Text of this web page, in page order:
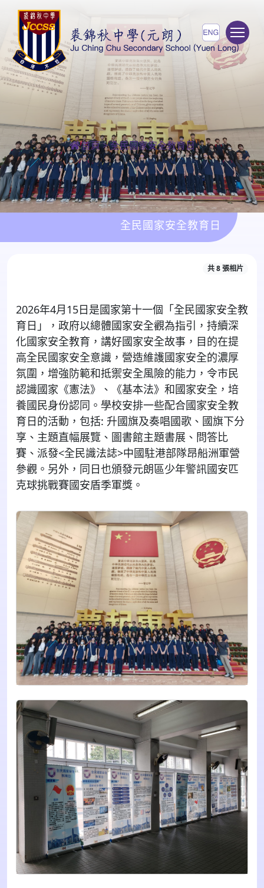
首頁>全民國家安全教育日
全民國家安全教育日
共 8 張相片
2026年4月15日是國家第十一個「全民國家安全教
育日」，政府以總體國家安全觀為指引，持續深
化國家安全教育，講好國家安全故事 ，目的在提
高全民國家安全意識， 營造維護國家安全的濃厚
氛圍，增強防範和抵禦安全風險的能力，令巿民
認識國家《憲法》、《基本法》和國家安全，培
養國民身份認同。學校安排一些配合國家安全教
育日的活動，包括: 升國旗及奏唱國歌、國旗下分
享、主題直幅展覽、圖書館主題書展、問答比
賽、派發<全民識法誌>中國駐港部隊昂船洲軍營
參觀。另外，同日也頒發元朗區少年警訊國安匹
克球挑戰賽國安盾季軍獎。